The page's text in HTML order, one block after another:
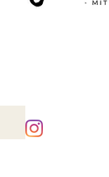
Business